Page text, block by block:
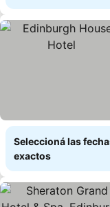
Seleccioná las
exactos